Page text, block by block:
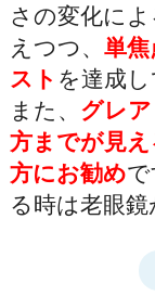
さの変化に
えつつ、 単
スト を達成し
また、 グレ
方までが見
方にお勧め
る時は老眼鏡